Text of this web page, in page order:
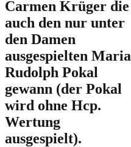
Carmen Krüger die
auch den nur unter
den Damen
ausgespielten Maria
Rudolph Pokal
gewann (der Pokal
wird ohne Hcp.
Wertung
ausgespielt).